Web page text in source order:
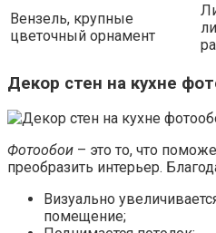
Вензель, крупные
цветочный орнамент
Декор стен на кухне
Фотообои – это то, что
преобразить интерьер.
Визуально
помещение;